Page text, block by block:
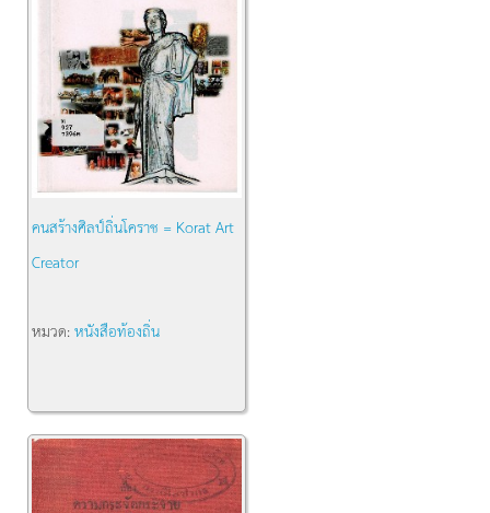
คนสร้างศิลป์ถิ่นโคราช = Korat Art
Creator
หมวด:หนังสือท้องถิ่น